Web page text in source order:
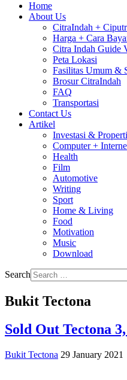
Home
About Us
CitraIndah +
Harga + Cara
Citra Indah Guide
Peta Lokasi
Fasilitas Umum &
Brosur CitraIndah
FAQ
Transportasi
Contact Us
Artikel
Investasi & Properti
Computer +
Health
Film
Automotive
Writing
Sport
Home & Living
Food
Motivation
Music
Download
Search
Bukit Tectona
Sold Out Tectona
Bukit Tectona 29 January 2021